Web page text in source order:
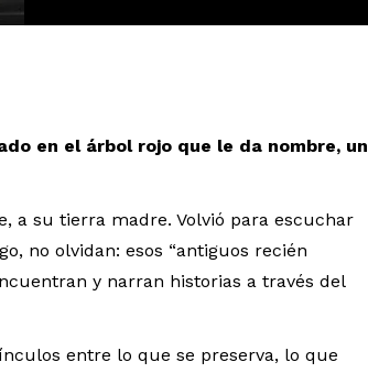
en el árbol rojo que le da nombre, un
a su tierra madre. Volvió para escuchar
no olvidan: esos “antiguos recién
y narran historias a través del
entre lo que se preserva, lo que